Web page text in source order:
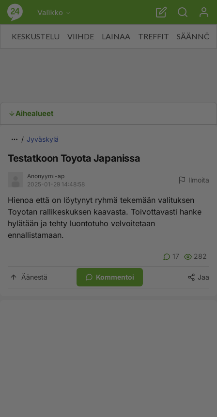
Valikko
KESKUSTELU VIIHDE LAINAA TREFFIT SÄÄNNÖT
Aihealueet
Jyväskylä
Testatkoon Toyota Japanissa
Anonyymi-ap
2025-01-29 14:48:58
Ilmoita
Hienoa että on löytynyt ryhmä tekemään valituksen
Toyotan rallikeskuksen kaavasta. Toivottavasti hanke
hylätään ja tehty luontotuho velvoitetaan
ennallistamaan.
17 282
Äänestä Kommentoi Jaa